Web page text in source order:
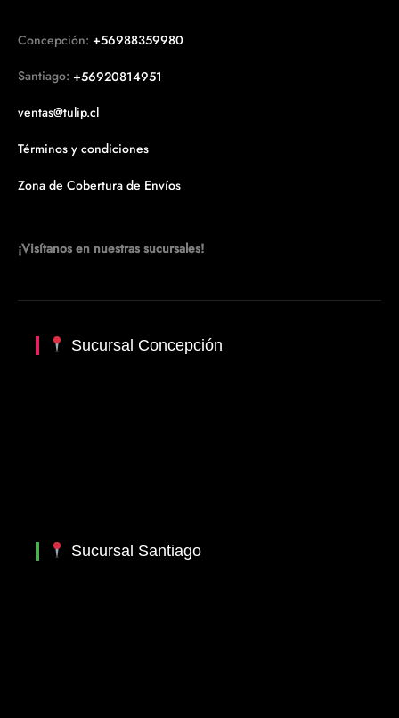
Concepción: +56988359980
Santiago: +56920814951
ventas@tulip.cl
Términos y condiciones
Zona de Cobertura de Envíos
¡Visítanos en nuestras sucursales!
Sucursal Concepción
Sucursal Santiago